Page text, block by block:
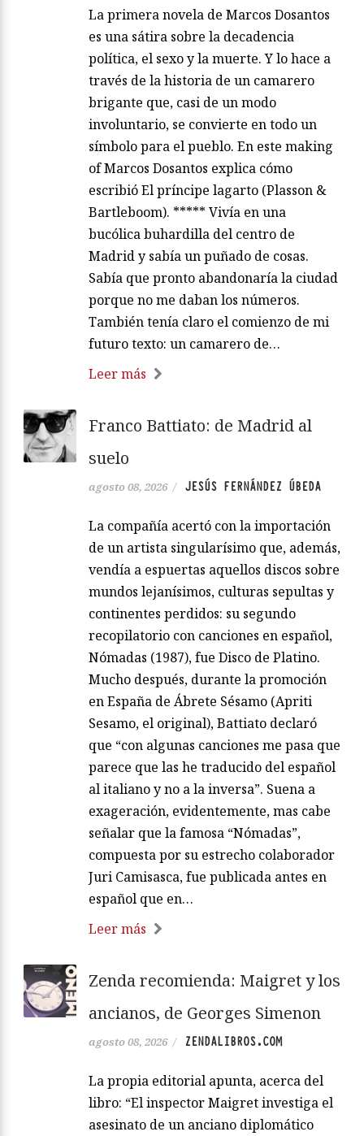
La primera novela de Marcos Dosantos
es una sátira sobre la decadencia
política, el sexo y la muerte. Y lo hace a
través de la historia de un camarero
brigante que, casi de un modo
involuntario, se convierte en todo un
símbolo para el pueblo. En este making
of Marcos Dosantos explica cómo
escribió El príncipe lagarto (Plasson &
Bartleboom). ***** Vivía en una
bucólica buhardilla del centro de
Madrid y sabía un puñado de cosas.
Sabía que pronto abandonaría la ciudad
porque no me daban los números.
También tenía claro el comienzo de mi
futuro texto: un camarero de…
Leer más
Franco Battiato: de Madrid al
suelo
agosto 08, 2026 / JESÚS FERNÁNDEZ ÚBEDA
La compañía acertó con la importación
de un artista singularísimo que, además,
vendía a espuertas aquellos discos sobre
mundos lejanísimos, culturas sepultas y
continentes perdidos: su segundo
recopilatorio con canciones en español,
Nómadas (1987), fue Disco de Platino.
Mucho después, durante la promoción
en España de Ábrete Sésamo (Apriti
Sesamo, el original), Battiato declaró
que “con algunas canciones me pasa que
parece que las he traducido del español
al italiano y no a la inversa”. Suena a
exageración, evidentemente, mas cabe
señalar que la famosa “Nómadas”,
compuesta por su estrecho colaborador
Juri Camisasca, fue publicada antes en
español que en…
Leer más
Zenda recomienda: Maigret y los
ancianos, de Georges Simenon
agosto 08, 2026 / ZENDALIBROS.COM
La propia editorial apunta, acerca del
libro: “El inspector Maigret investiga el
asesinato de un anciano diplomático